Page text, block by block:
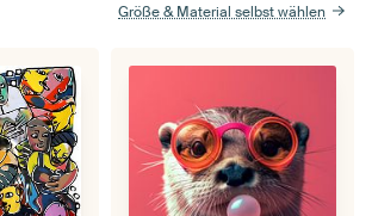
Größe & Material selbst wählen